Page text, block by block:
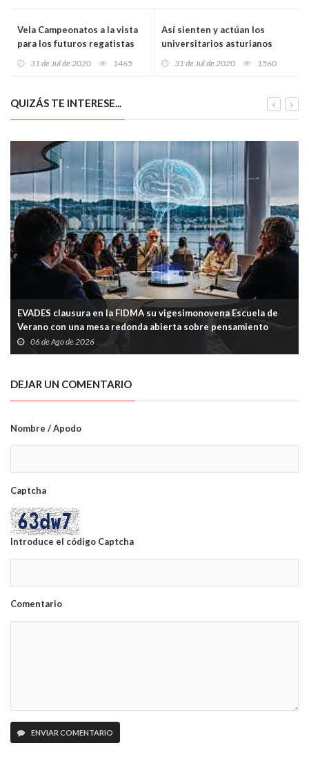
Vela Campeonatos a la vista
para los futuros regatistas
31 de Jul de 2020 1465
Así sienten y actúan los
universitarios asturianos
31 de Jul de 2020 1560
QUIZÁS TE INTERESE...
EVADES clausura en la FIDMA su vigesimonovena Escuela de
Verano con una mesa redonda abierta sobre pensamiento
crítico y tecnología
06 de Ago de 2026
DEJAR UN COMENTARIO
Nombre / Apodo
Captcha
Introduce el código Captcha
Comentario
ENVIAR COMENTARIO